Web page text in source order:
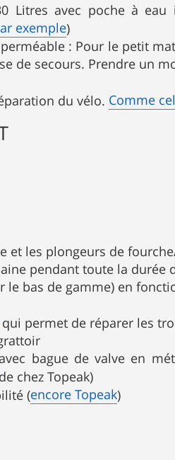
Litres avec poche à eau
exemple)
: Pour le petit
de secours. Prendre un
du vélo. Comme
et les plongeurs de
pendant toute la durée
le bas de gamme) en
permet de réparer les
bague de valve en
chez Topeak)
(encore Topeak)